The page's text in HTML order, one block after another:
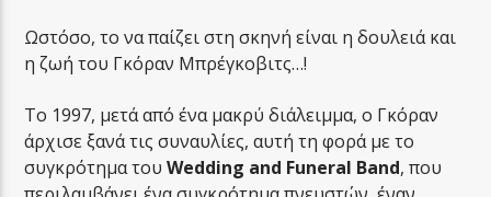
Ωστόσο, το να παίζει στη σκηνή είναι η δουλειά και
η ζωή του Γκόραν Μπρέγκοβιτς…!
Το 1997, μετά από ένα μακρύ διάλειμμα, ο Γκόραν
άρχισε ξανά τις συναυλίες, αυτή τη φορά με το
συγκρότημα τουWedding and Funeral Band, που